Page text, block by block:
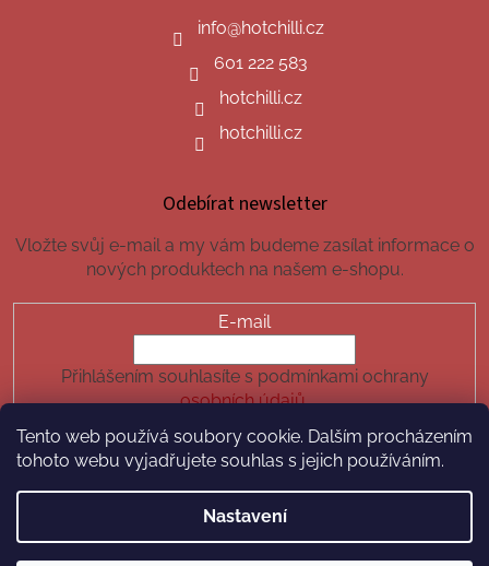
Tento web používá soubory cookie. Dalším procházením
tohoto webu vyjadřujete souhlas s jejich používáním.
Nastavení
info@hotchilli.cz
601 222 583
hotchilli.cz
hotchilli.cz
Odebírat newsletter
Vložte svůj e-mail a my vám budeme zasílat informace o
nových produktech na našem e-shopu.
E-mail
Přihlášením souhlasíte s podmínkami ochrany
osobních údajů.
PŘIHLÁSIT SE